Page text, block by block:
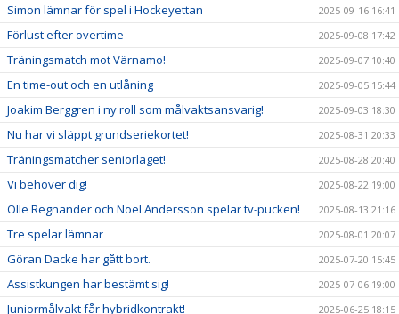
Simon lämnar för spel i Hockeyettan 2025-09-16 16:41
Förlust efter overtime 2025-09-08 17:42
Träningsmatch mot Värnamo! 2025-09-07 10:40
En time-out och en utlåning 2025-09-05 15:44
Joakim Berggren i ny roll som målvaktsansvarig! 2025-09-03 18:30
Nu har vi släppt grundseriekortet! 2025-08-31 20:33
Träningsmatcher seniorlaget! 2025-08-28 20:40
Vi behöver dig! 2025-08-22 19:00
Olle Regnander och Noel Andersson spelar tv-pucken! 2025-08-13 21:16
Tre spelar lämnar 2025-08-01 20:07
Göran Dacke har gått bort. 2025-07-20 15:45
Assistkungen har bestämt sig! 2025-07-06 19:00
Juniormålvakt får hybridkontrakt! 2025-06-25 18:15